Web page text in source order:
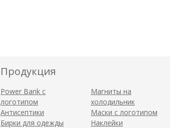
Продукция
Power Bank с
логотипом
Антисептики
Бирки для одежды
Магниты на
холодильник
Маски с логотипом
Наклейки